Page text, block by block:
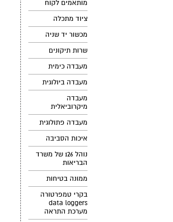
מותאמים לקוח
ציוד מתכלה
מכשור יד שניה
שרות תיקונים
מעבדה כימית
מעבדה ביולוגית
מעבדה
מיקרוביאלית
מעבדה פתולוגית
איכות הסביבה
נוהל 126 של משרד
הבריאות
ממונה בטיחות
בקרי טמפרטורה
data loggers
מערכת התראה